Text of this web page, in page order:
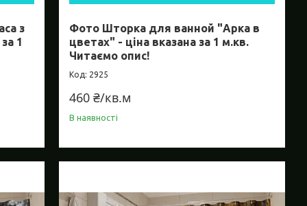
з
1
Фото Шторка для ванной "Арка в
цветах" - ціна вказана за 1 м.кв.
Читаємо опис!
2925
460 ₴/кв.м
В наявності